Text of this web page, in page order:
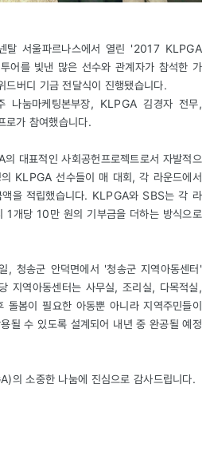
탈 서울파르나스에서 열린 '2017 KLPGA
어를 빛낸 많은 선수와 관계자가 참석한 가
드버디 기금 전달식이 진행됐습니다.
나눔마케팅본부장, KLPGA 김경자 전무,
로가 참여했습니다.
대표적인 사회공헌프로젝트로서 자발적으
KLPGA 선수들이 매 대회, 각 라운드에서
액을 적립했습니다. KLPGA와 SBS는 각 라
1개당 10만 원의 기부금을 더하는 방식으로
, 청송군 안덕면에서 '청송군 지역아동센터'
지역아동센터는 사무실, 조리실, 다목적실,
돌봄이 필요한 아동뿐 아니라 지역주민들이
될 수 있도록 설계되어 내년 중 완공될 예정
의 소중한 나눔에 진심으로 감사드립니다.